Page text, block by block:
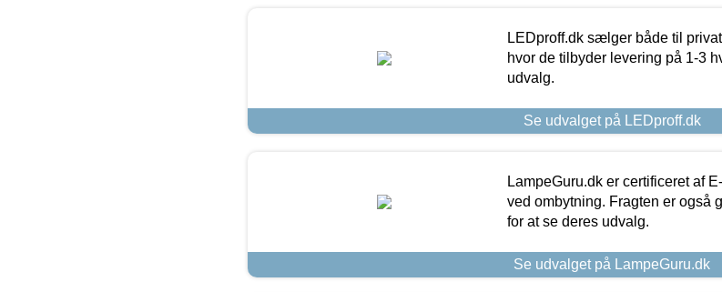
LEDproff.dk sælger både til
hvor de tilbyder levering på 1-3
udvalg.
Se udvalget på LEDproff.dk
LampeGuru.dk er certificeret af
ved ombytning. Fragten er også
for at se deres udvalg.
Se udvalget på LampeGuru.dk